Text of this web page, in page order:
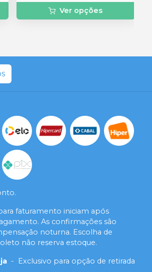
Ver opções
faturamento iniciam após
As confirmações são
noturna. Escolha de
não reserva estoque.
-
Exclusivo para opção de retirada